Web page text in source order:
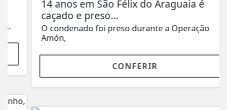
14 anos em São Félix do Araguaia é
caçado e preso...
O condenado foi preso durante a Operação
Amón,
CONFERIR